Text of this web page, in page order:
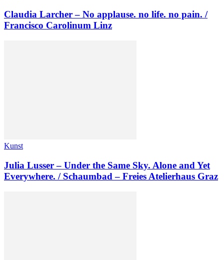
Claudia Larcher – No applause. no life. no pain. /
Francisco Carolinum Linz
Kunst
Julia Lusser – Under the Same Sky. Alone and Yet
Everywhere. / Schaumbad – Freies Atelierhaus Graz